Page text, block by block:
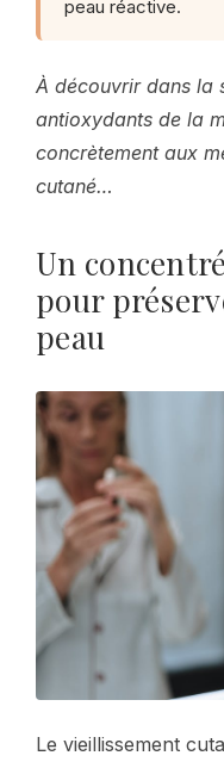
peau réactive.
À découvrir dans la
antioxydants de la
concrètement aux
cutané…
Un
pour
peau
Le vieillissement